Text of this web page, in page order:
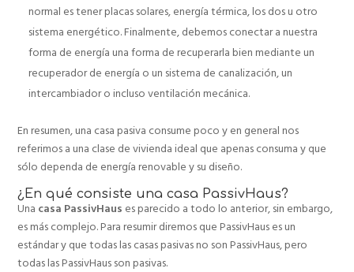
normal es tener placas solares, energía térmica, los dos u otro
sistema energético. Finalmente, debemos conectar a nuestra
forma de energía una forma de recuperarla bien mediante un
recuperador de energía o un sistema de canalización, un
intercambiador o incluso ventilación mecánica.
En resumen, una casa pasiva consume poco y en general nos
referimos a una clase de vivienda ideal que apenas consuma y que
sólo dependa de energía renovable y su diseño.
¿En qué consiste una casa PassivHaus?
Una casa PassivHaus es parecido a todo lo anterior, sin embargo,
es más complejo. Para resumir diremos que PassivHaus es un
estándar y que todas las casas pasivas no son PassivHaus, pero
todas las PassivHaus son pasivas.